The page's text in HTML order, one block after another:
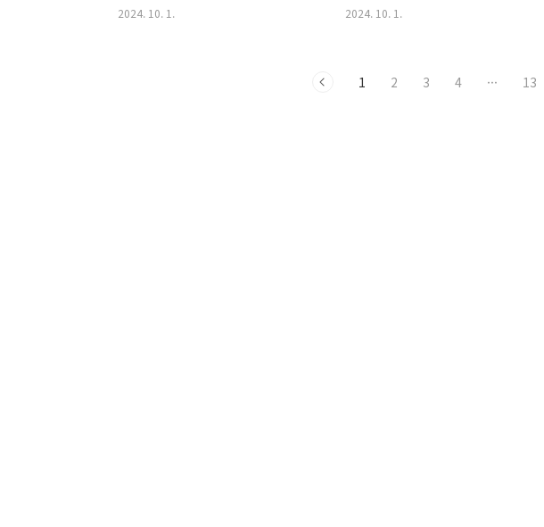
2024. 10. 1.
에서는 이러한 상황에 대해 자세히 설명
2024. 10. 1.
1 2 3 4 ··· 13